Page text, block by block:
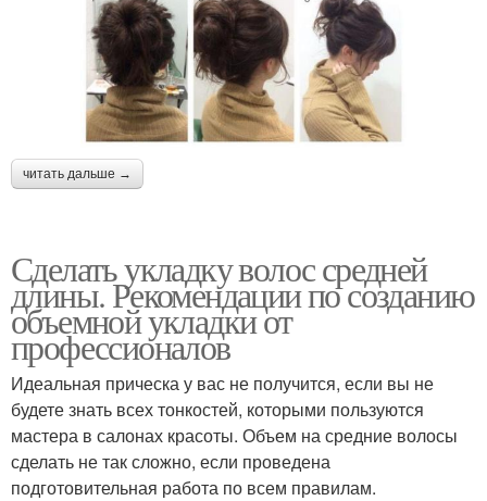
читать дальше →
Сделать укладку волос средней
длины. Рекомендации по созданию
объемной укладки от
профессионалов
Идеальная прическа у вас не получится, если вы не
будете знать всех тонкостей, которыми пользуются
мастера в салонах красоты. Объем на средние волосы
сделать не так сложно, если проведена
подготовительная работа по всем правилам.